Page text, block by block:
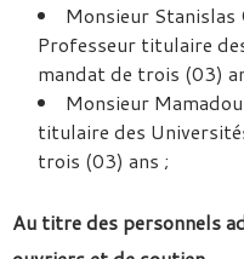
Monsieur Stanislas
Professeur titulaire
mandat de trois (03)
Monsieur Mamadou
titulaire des
trois (03) ans ;
Au titre des personnels